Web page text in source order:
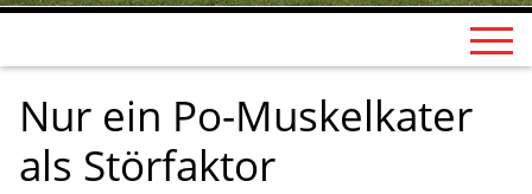
Nur ein Po-Muskelkater
als Störfaktor